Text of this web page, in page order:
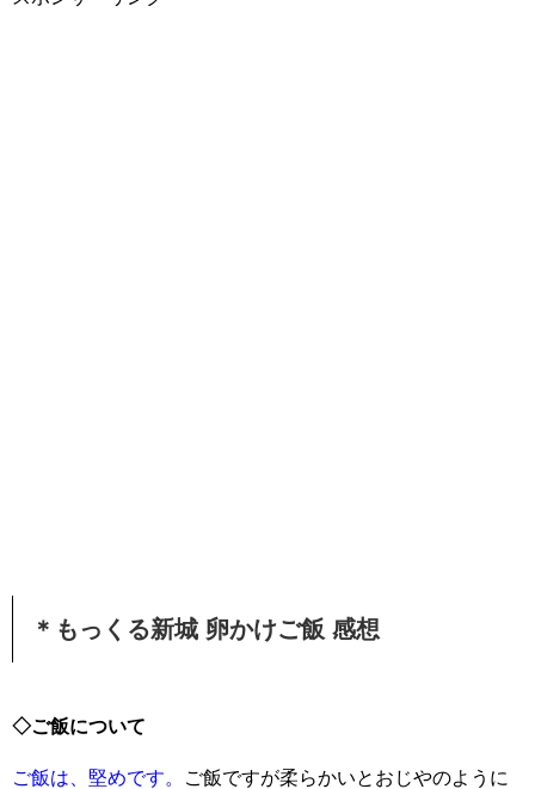
＊もっくる新城 卵かけご飯 感想
◇ご飯について
ご飯は、堅めです。
ご飯ですが柔らかいとおじやのように